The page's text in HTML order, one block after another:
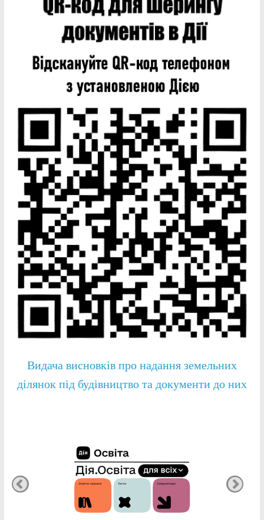
Видача висновків про надання земельних
ділянок під будівництво та документи до них